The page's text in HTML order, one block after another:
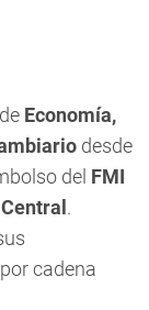
Economía,
desde
del FMI
.
cadena